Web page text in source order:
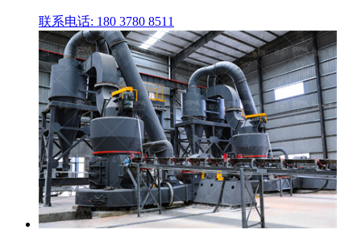
联系电话: 180 3780 8511